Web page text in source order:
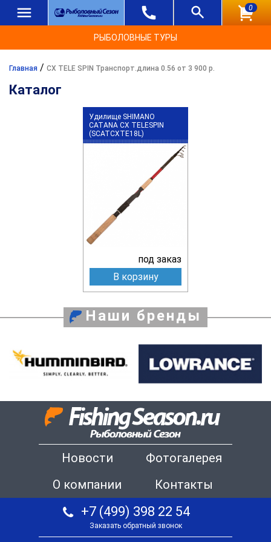
0
РЫБОЛОВНЫЕ ТУРЫ
Главная / CX TELE SPIN Транспорт.длина 0.56 от 3 900 р.
Каталог
Удилище SHIMANO
CATANA CX TELESPIN
(SCATCXTE18L)
под заказ
В корзину
Наши бренды
Новости
Фотогалерея
О компании
Контакты
+7 (499) 398 22 54
Заказать обратный звонок